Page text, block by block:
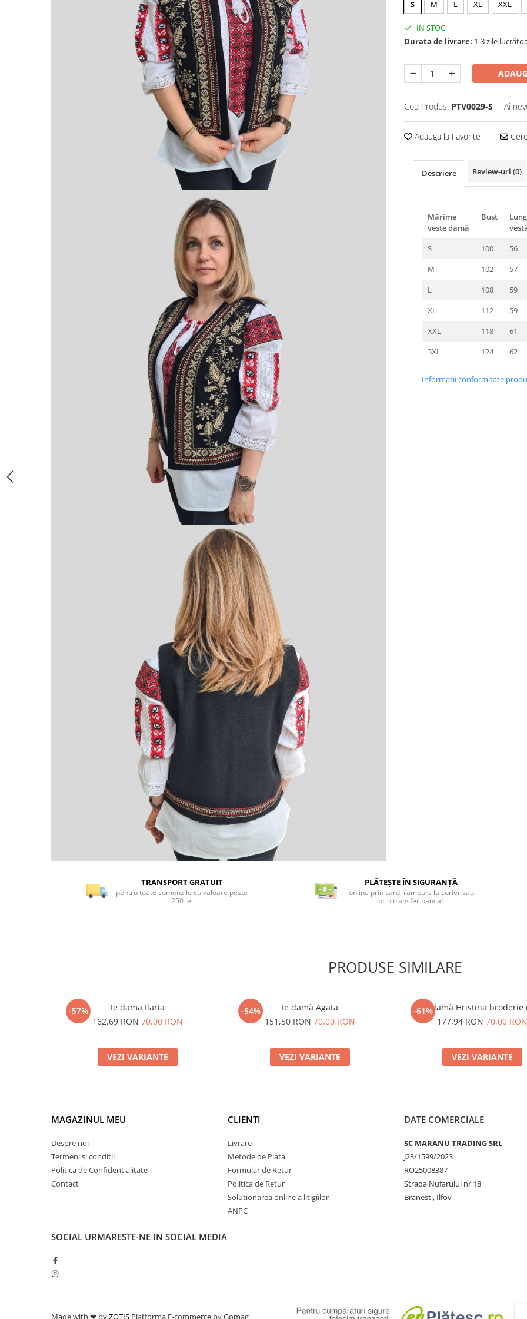
S M L XL XXL
IN STOC
Durata de livrare: 1-3 zile
Cod Produs: PTV0029-S Ai
Adauga la Favorite
Descriere Review-uri (0)
Mărime
veste damă
Bust
S
100
56
M
102
57
L
108
59
XL
112
59
XXL
118
61
3XL
124 62
Informatii conformitate
TRANSPORT GRATUIT
pentru toate comenzile cu valoare peste
250 lei
PLĂTEȘTE ÎN SIGURANȚĂ
online prin card, ramburs la curier sau
prin transfer bancar
PRODUSE SIMILARE
-57%
Ie damă Ilaria
162,69 RON70,00 RON
VEZI VARIANTE
-54%
Ie damă Agata
151,50 RON70,00 RON
VEZI VARIANTE
-61%
Ie damă Hristina broderie
177,94 RON70,00 RON
VEZI VARIANTE
MAGAZINUL MEU
Despre noi
Termeni si conditii
Politica de Confidentialitate
Contact
CLIENTI
Livrare
Metode de Plata
Formular de Retur
Politica de Retur
Solutionarea online a litigiilor
ANPC
DATE COMERCIALE
SC MARANU TRADING SRL
J23/1599/2023
RO25008387
Strada Nufarului nr 18
Branesti, Ilfov
SOCIAL URMARESTE-NE IN SOCIAL MEDIA
Made with ❤ byZOTIS Platforma E-commerce by Gomag